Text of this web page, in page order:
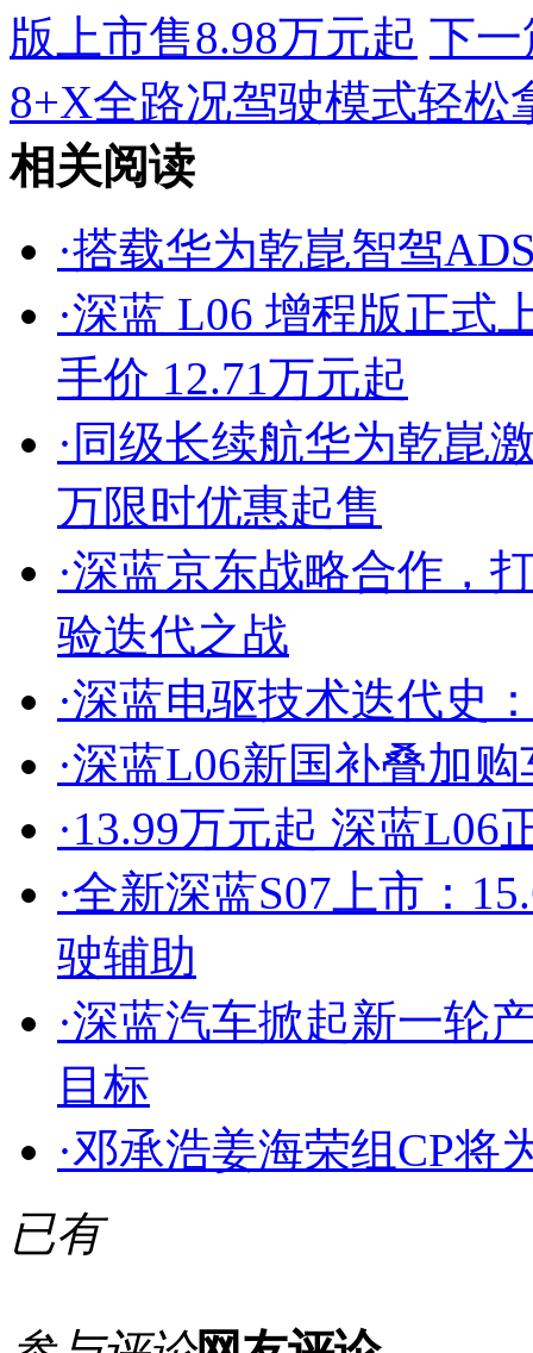
版上市售8.98万元起 下
8+X全路况驾驶模式轻松
相关阅读
·搭载华为乾崑智驾
·深蓝 L06 增程版正式
手价 12.71万元起
· 同级长续航华为乾崑
万限时优惠起售
·深蓝京东战略合作，
验迭代之战
·深蓝电驱技术迭代史
·深蓝L06新国补叠加
·13.99万元起 深蓝L06
·全新深蓝S07上市：
驶辅助
·深蓝汽车掀起新一轮
目标
·邓承浩姜海荣组CP将
已有